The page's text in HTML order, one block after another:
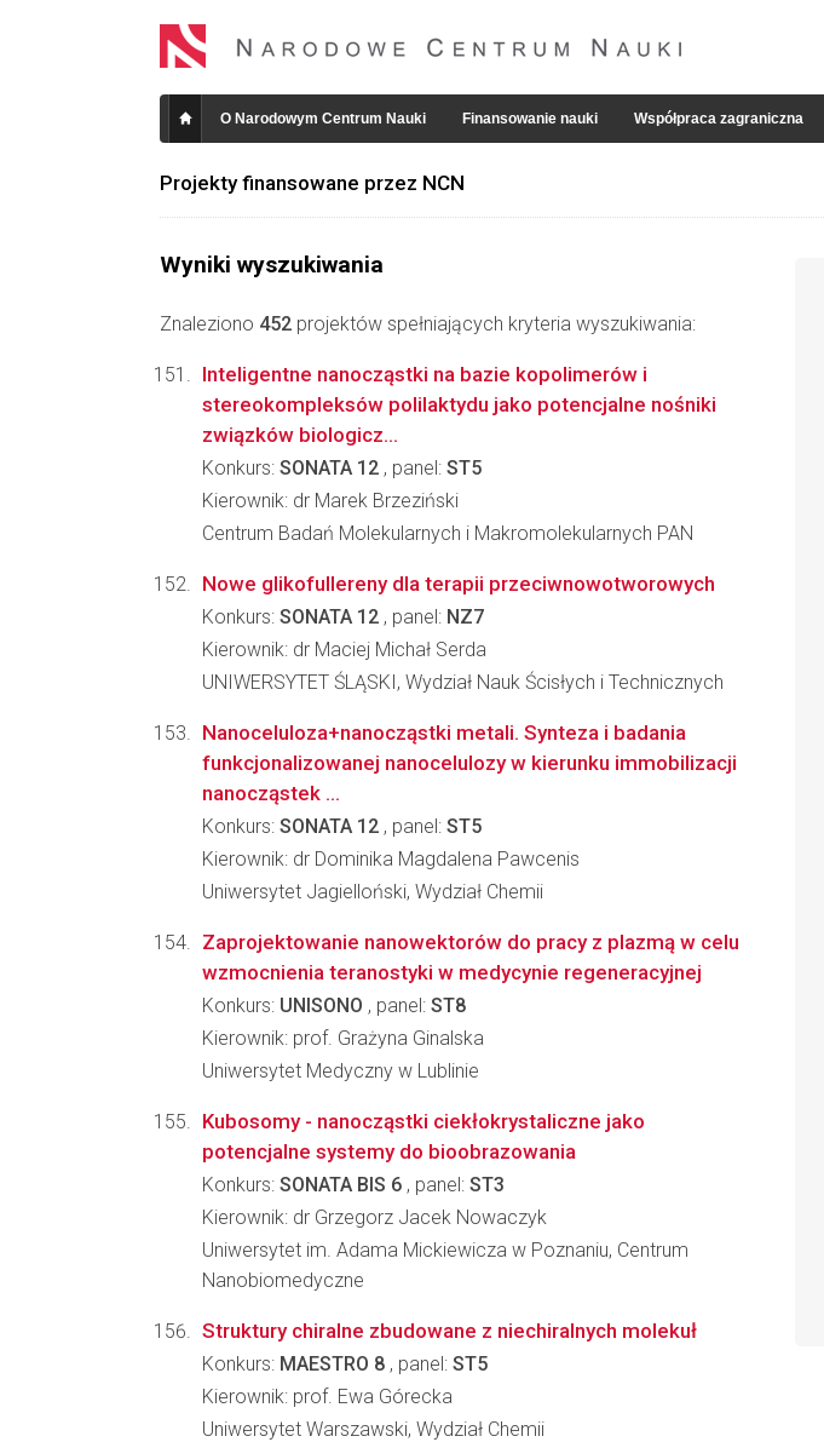
O Narodowym Centrum Nauki Finansowanie nauki Współpraca zagraniczna
Projekty finansowane przez NCN
Wyniki wyszukiwania
Znaleziono 452 projektów spełniających kryteria wyszukiwania:
Inteligentne nanocząstki na bazie kopolimerów i
stereokompleksów polilaktydu jako potencjalne nośniki
związków biologicz...
Konkurs: SONATA 12 , panel: ST5
Kierownik: dr Marek Brzeziński
Centrum Badań Molekularnych i Makromolekularnych PAN
Nowe glikofullereny dla terapii przeciwnowotworowych
Konkurs: SONATA 12 , panel: NZ7
Kierownik: dr Maciej Michał Serda
UNIWERSYTET ŚLĄSKI, Wydział Nauk Ścisłych i Technicznych
Nanoceluloza+nanocząstki metali. Synteza i badania
funkcjonalizowanej nanocelulozy w kierunku immobilizacji
nanocząstek ...
Konkurs: SONATA 12 , panel: ST5
Kierownik: dr Dominika Magdalena Pawcenis
Uniwersytet Jagielloński, Wydział Chemii
Zaprojektowanie nanowektorów do pracy z plazmą w celu
wzmocnienia teranostyki w medycynie regeneracyjnej
Konkurs: UNISONO , panel: ST8
Kierownik: prof. Grażyna Ginalska
Uniwersytet Medyczny w Lublinie
Kubosomy - nanocząstki ciekłokrystaliczne jako
potencjalne systemy do bioobrazowania
Konkurs: SONATA BIS 6 , panel: ST3
Kierownik: dr Grzegorz Jacek Nowaczyk
Uniwersytet im. Adama Mickiewicza w Poznaniu, Centrum
Nanobiomedyczne
Struktury chiralne zbudowane z niechiralnych molekuł
Konkurs: MAESTRO 8 , panel: ST5
Kierownik: prof. Ewa Górecka
Uniwersytet Warszawski, Wydział Chemii